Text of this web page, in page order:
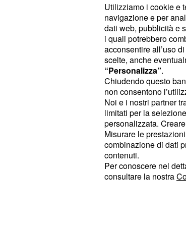
Deborah Iurato iniziò a
genitori a pagare il
showAmicicondotto da
All'inizio la giovane non
La Iurato ricorda bene
in tutto: dal portamento
addirittura la sua stessa
arresa" ha dichiarato la
Deborah
La giovane Deborah
ha perso 32 chili. Dalla
2014 fino ad oggi, la
Utilizziamo i cookie e
navigazione e per
dati web, pubblicità e
i quali potrebbero
acconsentire all’uso
scelte, anche
“Personalizza”.
Chiudendo questo
non consentono
Noi e i nostri partner
limitati per la
personalizzata.
Misurare le
combinazione di dati
contenuti.
Per conoscere nel
consultare la nostra